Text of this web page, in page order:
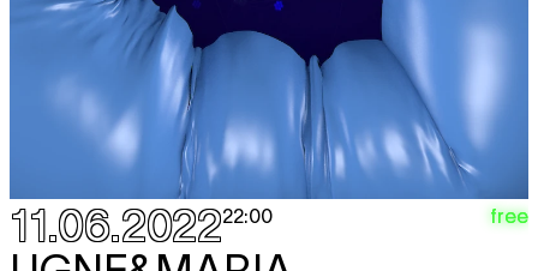
11.06.202222:00 free